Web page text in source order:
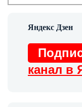
канал в